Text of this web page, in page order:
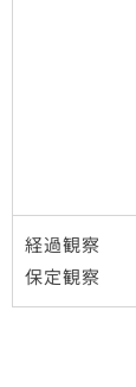
経過観察
保定観察